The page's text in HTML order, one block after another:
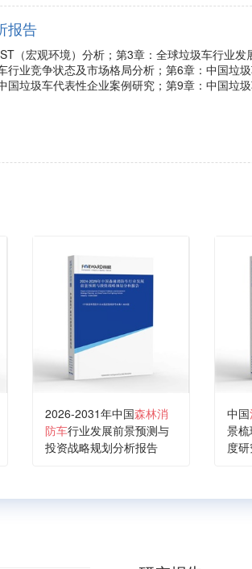
报告
（宏观环境）分析；第3章：全球垃圾车行业发
业竞争状态及市场格局分析；第6章：中国垃
垃圾车代表性企业案例研究；第9章：中国垃
2026-2031年中国森林消
防车行业发展前景预测与
投资战略规划分析报告
中国
景
度